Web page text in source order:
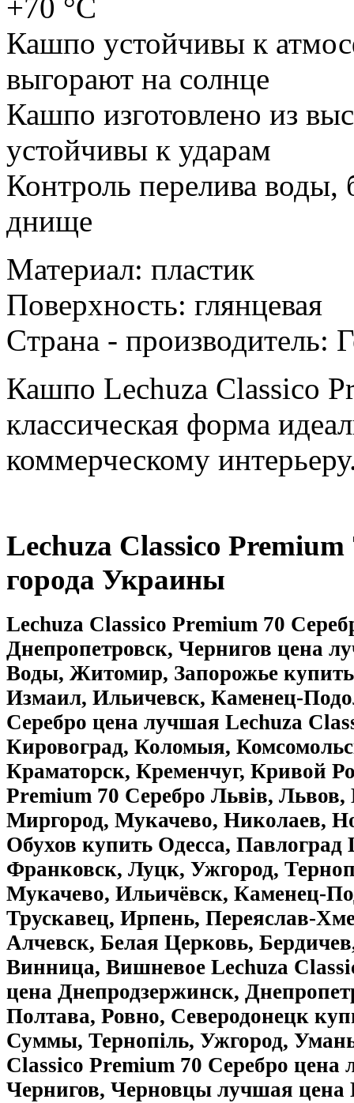
+70 °С
Кашпо устойчивы к
выгорают на солнце
Кашпо изготовлено из
устойчивы к ударам
Контроль перелива воды,
днище
Материал: пластик
Поверхность: глянцевая
Cтрана - производитель:
Кашпо Lechuza Classico
классическая форма
коммерческому
Lechuza Classico
города Украины
Lechuza Classico Premium 70
Днепропетровск, Чернигов цена
Воды, Житомир, Запорожье
Измаил, Ильичевск, Каменец-
Серебро цена лучшая Lechuza
Кировоград, Коломыя,
Краматорск, Кременчуг, Кривой
Premium 70 Серебро Львів,
Миргород, Мукачево, Николаев,
Обухов купить Одесса,
Франковск, Луцк, Ужгород,
Мукачево, Ильичёвск, Каменец-
Трускавец, Ирпень, Переяслав-
Алчевск, Белая Церковь,
Винница, Вишневое Lechuza
цена Днепродзержинск,
Полтава, Ровно, Северодонецк
Суммы, Тернопіль, Ужгород,
Classico Premium 70 Серебро
Чернигов, Черновцы лучшая